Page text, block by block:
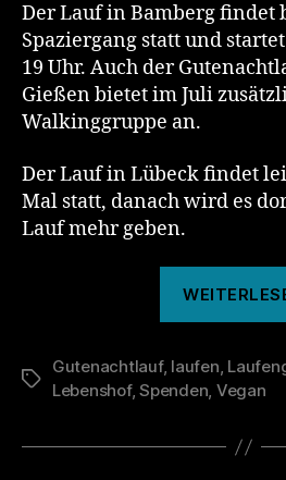
Der Lauf in Bamberg findet
Spaziergang statt und
19 Uhr. Auch der
Gießen bietet im Juli
Walkinggruppe an.
Der Lauf in Lübeck findet
Mal statt, danach wird es
Lauf mehr geben.
Schlagwörter
Gutenachtlauf, laufen,
Lebenshof,Spenden, Vegan